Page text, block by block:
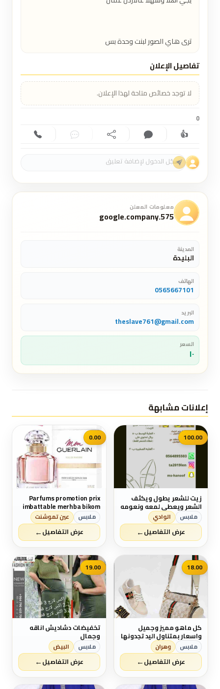
ترى هاي الصور لبنت وحدة بس
تفاصيل الإعلان
لا توجد خصائص متاحة لهذا الإعلان.
0
👍إعجاب (0) تعليق (0) مشاركة دردشة اتصال
معلومات المعلن
google.company.575
المدينة
البليدة
الهاتف
0565667101
البريد
theslave761@gmail.com
السعر
١٠
إعلانات مشابهة
100.00
زيت للشعر يطول ويكثف
الشعر ويعطي لمعه ونعومه
جباره للشعر ويمنع التساقط
ملابس الوادي
عرض التفاصيل←
0.00
Parfums promotion prix
imbattable merhba bikom
❤ملابس عين تموشنت
عرض التفاصيل←
18.00
كل ماهو مميز وجميل
واسعار بمتناول اليد تجدونها
لدينا😍😍 * سيت حذاء مع
حقيبه مكونه من قطعتين
مع جزدان بالوان مختلفه
تناسب ذوقك الجميل 🌈🌈 *
37.38.39.40 👠👠👠 🥰🥰 *
ملابس وهران
عرض التفاصيل←
19.00
تخفيضات دشاديش اناقه
وجمال
ملابس البيض
عرض التفاصيل←